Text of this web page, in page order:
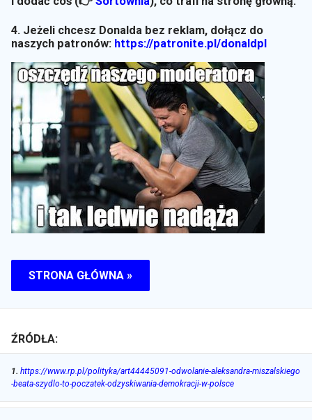
4. Jeżeli chcesz Donalda bez reklam, dołącz do
naszych patronów: https://patronite.pl/donaldpl
STRONA GŁÓWNA »
ŹRÓDŁA:
1. https://www.rp.pl/polityka/art44445091-odwolanie-aleksandra-miszalskiego
-beata-szydlo-to-poczatek-odzyskiwania-demokracji-w-polsce